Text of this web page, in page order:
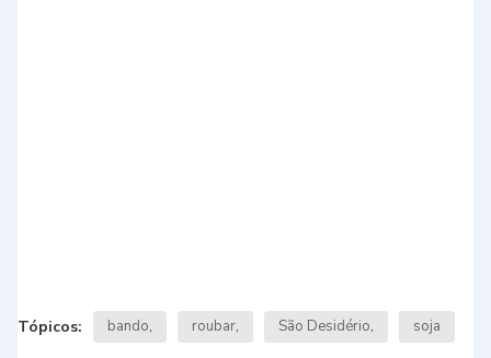
Tópicos: bando roubar São Desidério soja